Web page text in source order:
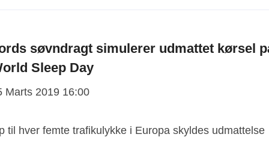
søvndragt simulerer udmattet kørsel
Sleep Day
Marts 2019 16:00
til hver femte trafikulykke i Europa skyldes udmattelse